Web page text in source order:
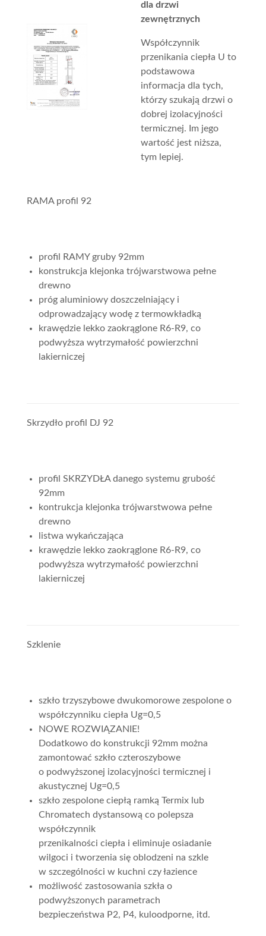
dla drzwi
zewnętrznych
Współczynnik
przenikania ciepła U to
podstawowa
informacja dla tych,
którzy szukają drzwi o
dobrej izolacyjności
termicznej. Im jego
wartość jest niższa,
tym lepiej.
RAMA profil 92
profil RAMY gruby 92mm
konstrukcja klejonka trójwarstwowa pełne
drewno
próg aluminiowy doszczelniający i
odprowadzający wodę z termowkładką
krawędzie lekko zaokrąglone R6-R9, co
podwyższa wytrzymałość powierzchni
lakierniczej
Skrzydło profil DJ 92
profil SKRZYDŁA danego systemu grubość
92mm
kontrukcja klejonka trójwarstwowa pełne
drewno
listwa wykańczająca
krawędzie lekko zaokrąglone R6-R9, co
podwyższa wytrzymałość powierzchni
lakierniczej
Szklenie
szkło trzyszybowe dwukomorowe zespolone o
współczynniku ciepła Ug=0,5
NOWE ROZWIĄZANIE!
Dodatkowo do konstrukcji 92mm można
zamontować szkło czteroszybowe
o podwyższonej izolacyjności termicznej i
akustycznej Ug=0,5
szkło zespolone ciepłą ramką Termix lub
Chromatech dystansową co polepsza
współczynnik
przenikalności ciepła i eliminuje osiadanie
wilgoci i tworzenia się oblodzeni na szkle
w szczególności w kuchni czy łazience
możliwość zastosowania szkła o
podwyższonych parametrach
bezpieczeństwa P2, P4, kuloodporne, itd.